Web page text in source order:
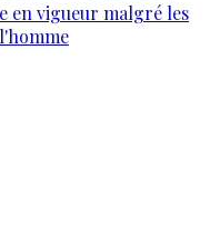
en vigueur malgré les